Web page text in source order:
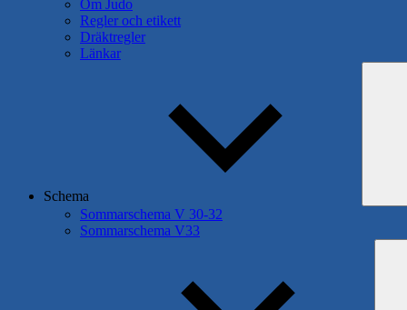
Om Judo
Regler och etikett
Dräktregler
Länkar
Schema
Sommarschema V 30-32
Sommarschema V33